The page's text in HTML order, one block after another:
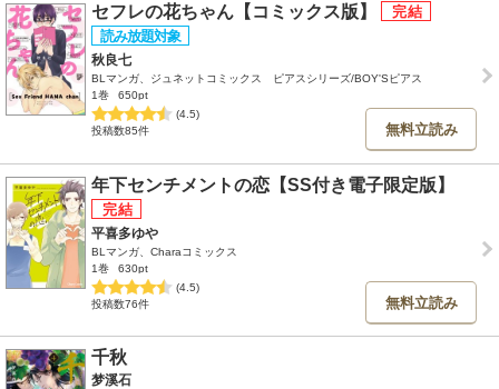
セフレの花ちゃん【コミックス版】
秋良七
BLマンガ、ジュネットコミックス ピアスシリーズ/BOY'Sピアス
1巻
650pt
(4.5)
投稿数85件
無料立読み
年下センチメントの恋【SS付き電子限定版】
平喜多ゆや
BLマンガ、Charaコミックス
1巻
630pt
(4.5)
投稿数76件
無料立読み
千秋
梦溪石